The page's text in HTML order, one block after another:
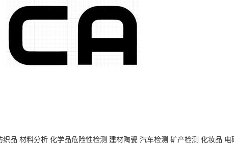
品 材料分析 化学品危险性检测 建材陶瓷 汽车检测 矿产检测 化妆品 电